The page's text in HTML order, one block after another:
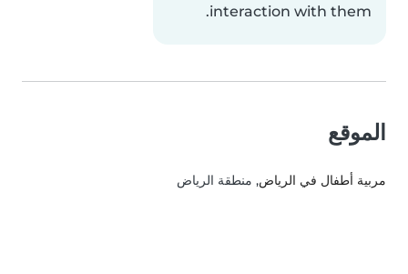
interaction with them.
الموقع
مربية أطفال في الرياض, منطقة الرياض‎